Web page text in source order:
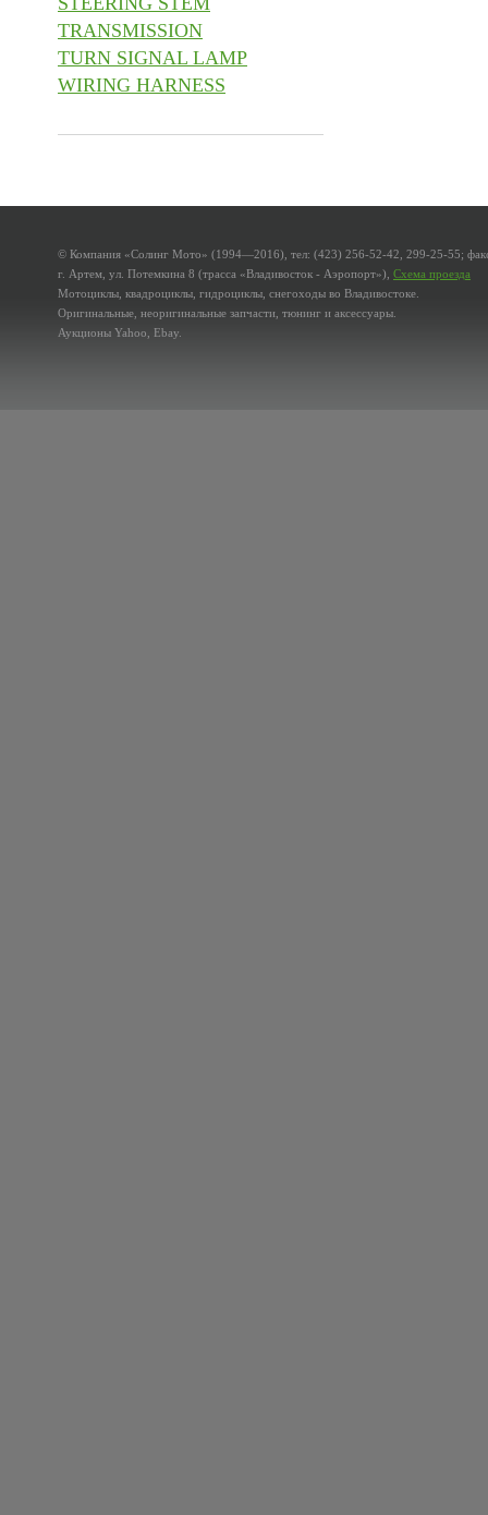
TRANSMISSION
TURN SIGNAL LAMP
WIRING HARNESS
© Компания «Солинг Мото» (1994—2016), тел: (423) 256-52-42, 299-25-55;
г. Артем, ул. Потемкина 8 (трасса «Владивосток - Аэропорт»), Схема проезда
Мотоциклы, квадроциклы, гидроциклы, снегоходы во Владивостоке.
Оригинальные, неоригинальные запчасти, тюнинг и аксессуары.
Аукционы Yahoo, Ebay.